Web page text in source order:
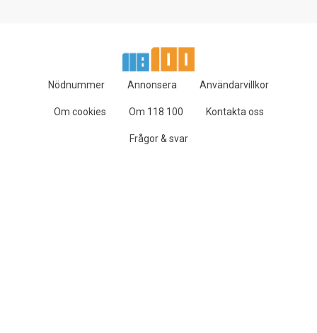
Nödnummer Annonsera Användarvillkor
Om cookies Om 118 100 Kontakta oss
Frågor & svar